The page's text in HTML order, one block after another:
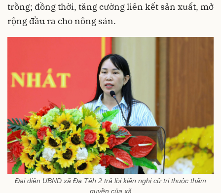
trồng; đồng thời, tăng cường liên kết sản xuất, mở
rộng đầu ra cho nông sản.
Đại diện UBND xã Đạ Tẻh 2 trả lời kiến nghị cử tri thuộc thẩm
quyền của xã